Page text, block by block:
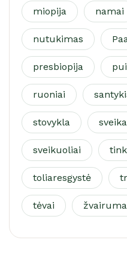
miopija namai
nutukimas
presbiopija
ruoniai
stovykla
sveikuoliai
toliaresgystė
tėvai